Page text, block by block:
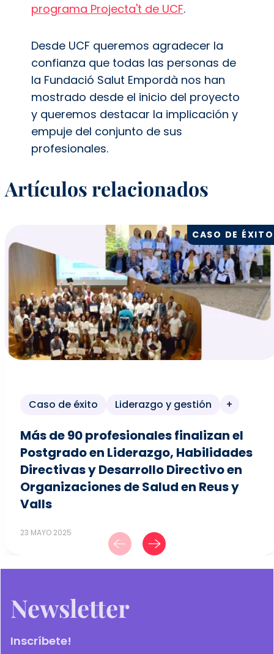
programa Projecta't de UCF.
Desde UCF queremos agradecer la
confianza que todas las personas de
la Fundació Salut Empordà nos han
mostrado desde el inicio del proyecto
y queremos destacar la implicación y
empuje del conjunto de sus
profesionales.
Artículos relacionados
CASO DE ÉXITO
Caso de éxito Liderazgo y gestión +
Más de 90 profesionales finalizan el
Postgrado en Liderazgo, Habilidades
Directivas y Desarrollo Directivo en
Organizaciones de Salud en Reus y
Valls
23 MAYO 2025
Newsletter
Inscríbete!